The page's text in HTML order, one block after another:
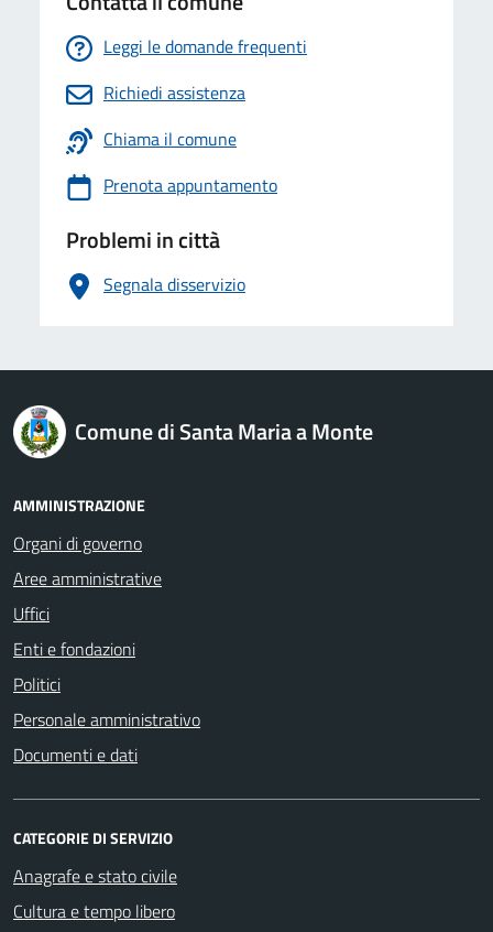
Leggi le domande frequenti
Richiedi assistenza
Chiama il comune
Prenota appuntamento
Problemi in città
Segnala disservizio
logo Unione Europea
Comune di Santa Maria a Monte
AMMINISTRAZIONE
Organi di governo
Aree amministrative
Uffici
Enti e fondazioni
Politici
Personale amministrativo
Documenti e dati
CATEGORIE DI SERVIZIO
Anagrafe e stato civile
Cultura e tempo libero